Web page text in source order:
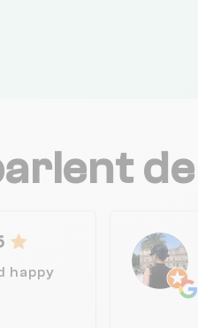
de
happy